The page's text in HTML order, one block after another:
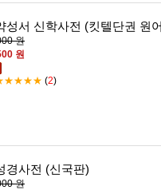
성서 신학사전 (킷텔단권 원
원
원
(2)
경사전 (신국판)
원